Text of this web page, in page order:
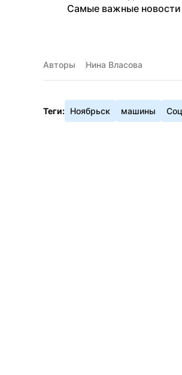
Самые важные
Авторы Нина Власова
Теги: Ноябрьск машины